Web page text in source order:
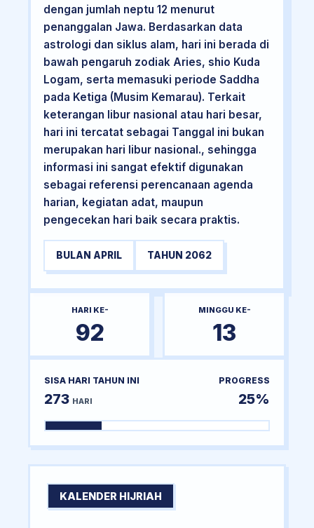
dengan jumlah neptu 12 menurut
penanggalan Jawa. Berdasarkan data
astrologi dan siklus alam, hari ini berada di
bawah pengaruh zodiak Aries, shio Kuda
Logam, serta memasuki periode Saddha
pada Ketiga (Musim Kemarau). Terkait
keterangan libur nasional atau hari besar,
hari ini tercatat sebagai Tanggal ini bukan
merupakan hari libur nasional., sehingga
informasi ini sangat efektif digunakan
sebagai referensi perencanaan agenda
harian, kegiatan adat, maupun
pengecekan hari baik secara praktis.
BULAN APRIL TAHUN 2062
HARI KE-
92
MINGGU KE-
13
SISA HARI TAHUN INI
273 HARI
PROGRESS
25%
KALENDER HIJRIAH